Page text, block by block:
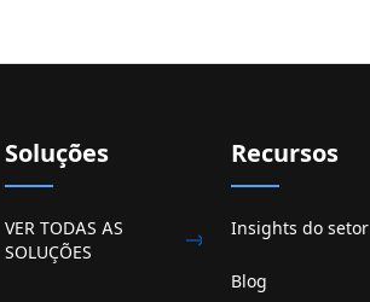
Soluções
VER TODAS AS
SOLUÇÕES
Recursos
Insights do setor
Blog